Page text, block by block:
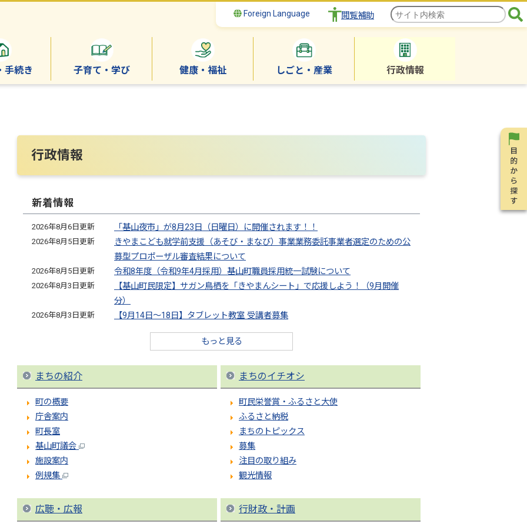
Foreign Language 閲覧補助
手続き 子育て・学び 健康・福祉 しごと・産業 行政情報
行政情報
新着情報
2026年8月6日更新 「基山夜市」が8月23日（日曜日）に開催されます！！
2026年8月5日更新
きやまこども就学前支援（あそび・まなび）事業業務委託事業者選定のための公
募型プロポーザル審査結果について
2026年8月5日更新 令和8年度（令和9年4月採用）基山町職員採用統一試験について
2026年8月3日更新
【基山町民限定】サガン鳥栖を「きやまんシート」で応援しよう！（9月開催
分）
2026年8月3日更新 【9月14日～18日】タブレット教室 受講者募集
もっと見る
まちの紹介
町の概要
庁舎案内
町長室
基山町議会
施設案内
例規集
まちのイチオシ
町民栄誉賞・ふるさと大使
ふるさと納税
まちのトピックス
募集
注目の取り組み
観光情報
広聴・広報 行財政・計画